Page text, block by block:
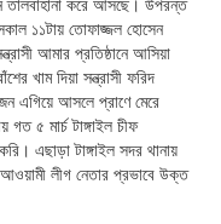
১১টায় তোফাজ্জল হোসেন
আমার প্রতিষ্ঠানে আসিয়া
খাম দিয়া সন্ত্রাসী ফরিদ
এগিয়ে আসলে প্রাণে মেরে
৫ মার্চ টাঙ্গাইল চীফ
এছাড়া টাঙ্গাইল সদর থানায়
আওয়ামী লীগ নেতার প্রভাবে উক্ত